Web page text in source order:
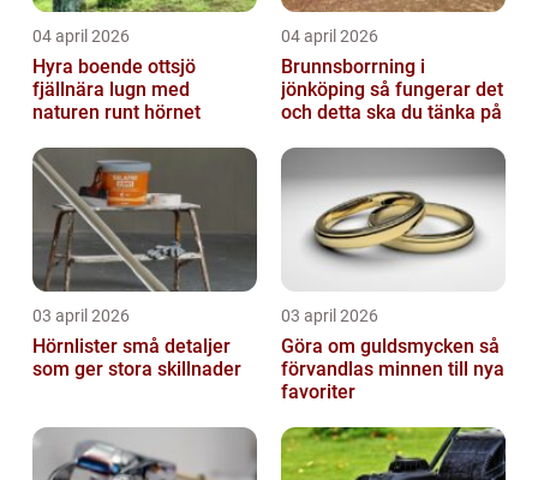
04 april 2026
Hyra boende ottsjö
fjällnära lugn med
naturen runt hörnet
04 april 2026
Brunnsborrning i
jönköping så fungerar det
och detta ska du tänka på
03 april 2026
Hörnlister små detaljer
som ger stora skillnader
03 april 2026
Göra om guldsmycken så
förvandlas minnen till nya
favoriter